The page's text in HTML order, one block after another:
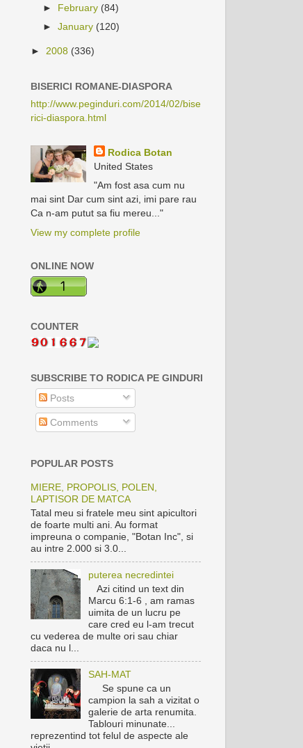
► February (84)
►January (120)
► 2008 (336)
BISERICI ROMANE-DIASPORA
http://www.peginduri.com/2014/02/bise
rici-diaspora.html
Rodica Botan
United States
"Am fost asa cum nu
mai sint Dar cum sint azi, imi pare rau
Ca n-am putut sa fiu mereu..."
View my complete profile
ONLINE NOW
COUNTER
SUBSCRIBE TO RODICA PE GINDURI
Posts
Comments
POPULAR POSTS
MIERE, PROPOLIS, POLEN,
LAPTISOR DE MATCA
Tatal meu si fratele meu sint apicultori
de foarte multi ani. Au format
impreuna o companie, "Botan Inc", si
au intre 2.000 si 3.0...
puterea necredintei
Azi citind un text din
Marcu 6:1-6 , am ramas
uimita de un lucru pe
care cred eu l-am trecut
cu vederea de multe ori sau chiar
daca nu l...
SAH-MAT
Se spune ca un
campion la sah a vizitat o
galerie de arta renumita.
Tablouri minunate...
reprezentind tot felul de aspecte ale